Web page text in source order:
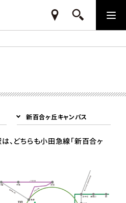
新百合ヶ丘キャンパス
、どちらも小田急線「新百合ヶ